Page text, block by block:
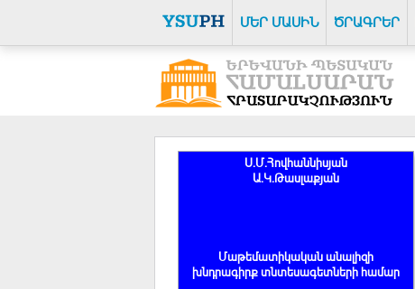
ՄԵՐ ՄԱՍԻՆ ԾՐԱԳՐԵՐ
Ս.Մ.Հովհաննիսյան
Ա.Կ.Թասլաքյան
Մաթեմատիկական անալիզի
խնդրագիրք տնտեսագետների համար